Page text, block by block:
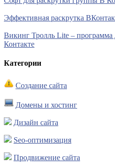
Эффективная раскрутка
Викинг Тролль Lite –
Контакте
Категории
Создание сайта
Домены и хостинг
Дизайн сайта
Seo-оптимизация
Продвижение сайта